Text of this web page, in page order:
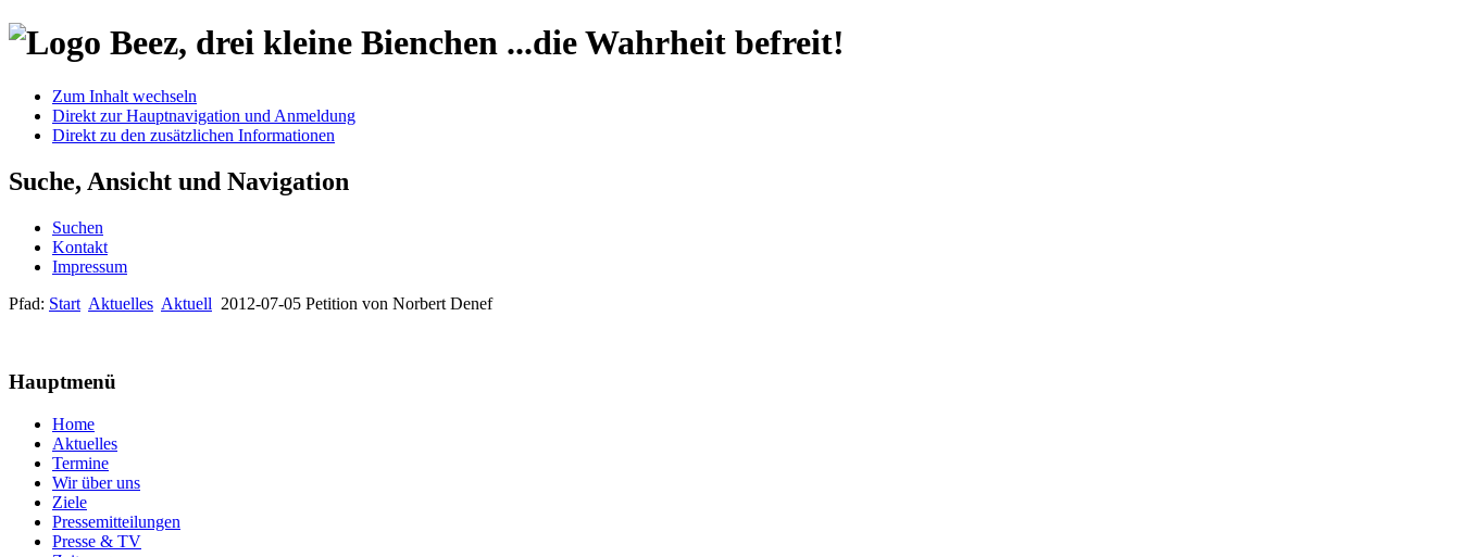
...die Wahrheit befreit!
Zum Inhalt wechseln
Direkt zur Hauptnavigation und Anmeldung
Direkt zu den zusätzlichen Informationen
Suche, Ansicht und Navigation
Suchen
Kontakt
Impressum
Pfad: Start Aktuelles Aktuell 2012-07-05 Petition von Norbert Denef
Hauptmenü
Home
Aktuelles
Termine
Wir über uns
Ziele
Pressemitteilungen
Presse & TV